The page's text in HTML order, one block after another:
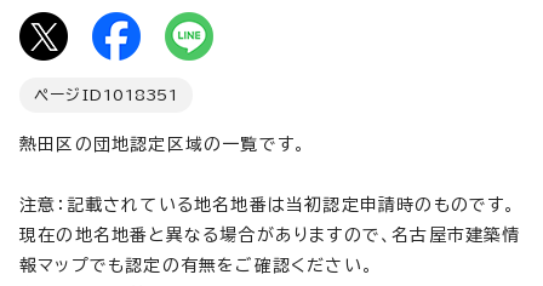
ページID 1018351
熱田区の団地認定区域の一覧です。
注意：記載されている地名地番は当初認定申請時のものです。
現在の地名地番と異なる場合がありますので、名古屋市建築情
報マップでも認定の有無をご確認ください。